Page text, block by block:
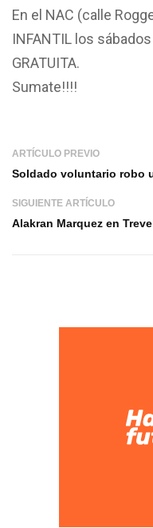
En el NAC (calle
INFANTIL los
GRATUITA.
Sumate!!!!
ARTÍCULO PREVIO
Soldado voluntario robo
SIGUIENTE ARTÍCULO
Alakran Marquez en